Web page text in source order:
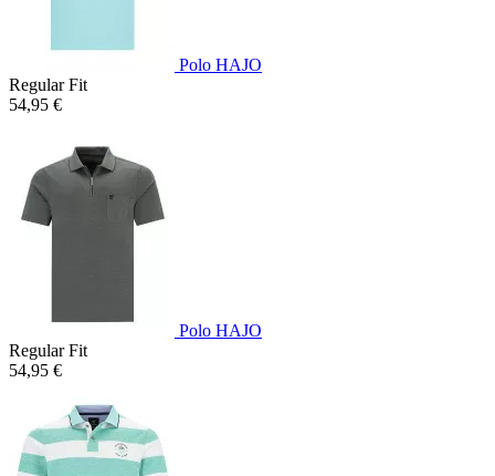
Polo HAJO
Regular Fit
54,95 €
Polo HAJO
Regular Fit
54,95 €